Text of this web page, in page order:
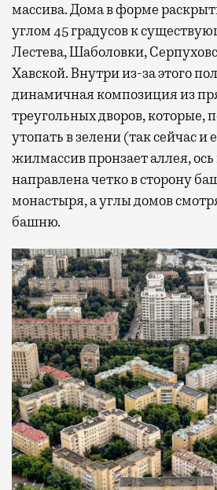
массива. Дома в форме
углом 45 градусов к
Лестева, Шаболовки,
Хавской. Внутри из-за этого
динамичная композиция из
треугольных дворов, которые,
утопать в зелени (так сейчас и
жилмассив пронзает аллея,
направлена четко в сторону
монастыря, а углы домов
башню.